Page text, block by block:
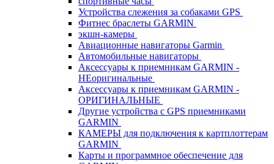
Устройства слежения за собаками GPS
Фитнес браслеты GARMIN
экшн-камеры
Авиационные навигаторы Garmin
Автомобильные навигаторы
Аксессуары к приемникам GARMIN -
НЕоригинальные
Аксессуары к приемникам GARMIN -
ОРИГИНАЛЬНЫЕ
Другие устройства с GPS приемниками
GARMIN
КАМЕРЫ для подключения к картплоттерам
GARMIN
Карты и программное обеспечение для